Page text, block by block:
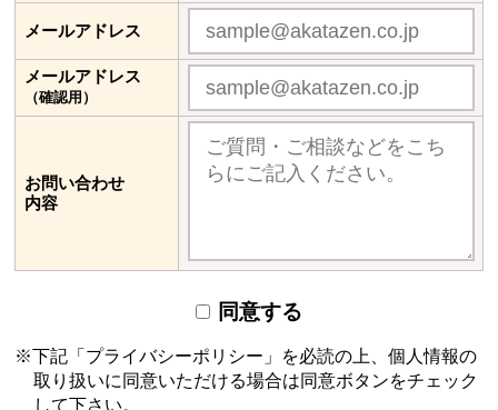
メールアドレス
メールアドレス
（確認用）
お問い合わせ
内容
同意する
下記「プライバシーポリシー」を必読の上、個人情報の
取り扱いに同意いただける場合は同意ボタンをチェック
して下さい。